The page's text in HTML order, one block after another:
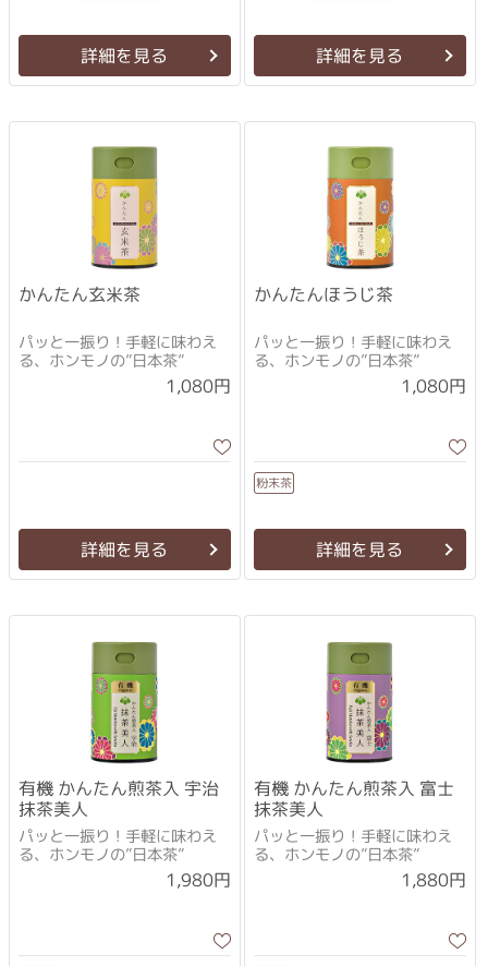
詳細を見る 詳細を見る
かんたん玄米茶
パッと一振り！手軽に味わえ
る、ホンモノの”日本茶”
1,080円
詳細を見る
かんたんほうじ茶
パッと一振り！手軽に味わえ
る、ホンモノの”日本茶”
1,080円
粉末茶
詳細を見る
有機 かんたん煎茶入 宇治
抹茶美人
パッと一振り！手軽に味わえ
る、ホンモノの”日本茶”
1,980円
有機 かんたん煎茶入 富士
抹茶美人
パッと一振り！手軽に味わえ
る、ホンモノの”日本茶”
1,880円